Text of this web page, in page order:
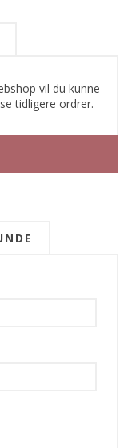
vil du kunne
tidligere ordrer.